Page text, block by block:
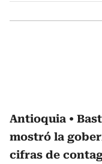
Antioquia
mostró la
cifras de